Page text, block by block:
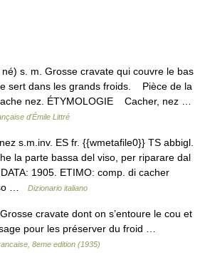
s. m. Grosse cravate qui couvre le bas
sert dans les grands froids. Pièce de la
nez. ÉTYMOLOGIE Cacher, nez …
d'Émile Littré
s.m.inv. ES fr. {{wmetafile0}} TS abbigl.
la parte bassa del viso, per riparare dal
1905. ETIMO: comp. di cacher
…
Dizionario italiano
cravate dont on s’entoure le cou et
pour les préserver du froid …
8eme edition (1935)